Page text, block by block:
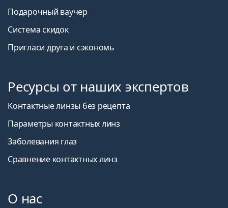
Подарочный ваучер
Система скидок
Пригласи друга и сэкономь
Ресурсы от наших экспертов
Контактные линзы без рецепта
Параметры контактных линз
Заболевания глаз
Сравнение контактных линз
О нас